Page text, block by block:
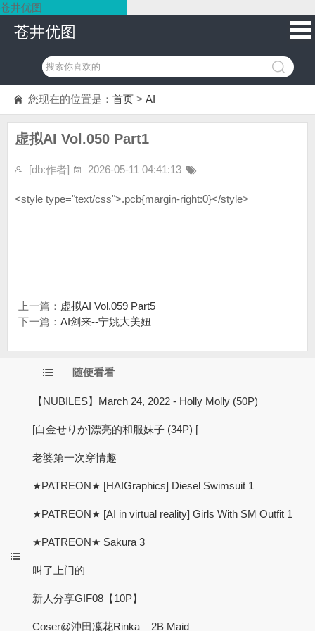
苍井优图
苍井优图
您现在的位置是： 首页 > AI
虚拟AI Vol.050 Part1
[db:作者] 2026-05-11 04:41:13
<style type="text/css">.pcb{margin-right:0}</style>
上一篇： 虚拟AI Vol.059 Part5
下一篇： AI剑来--宁姚大美妞
随便看看
【NUBILES】March 24, 2022 - Holly Molly (50P)
[白金せりか]漂亮的和服妹子 (34P) [
老婆第一次穿情趣
★PATREON★ [HAIGraphics] Diesel Swimsuit 1
★PATREON★ [AI in virtual reality] Girls With SM Outfit 1
★PATREON★ Sakura 3
叫了上门的
新人分享GIF08【10P】
Coser@沖田凜花Rinka – 2B Maid